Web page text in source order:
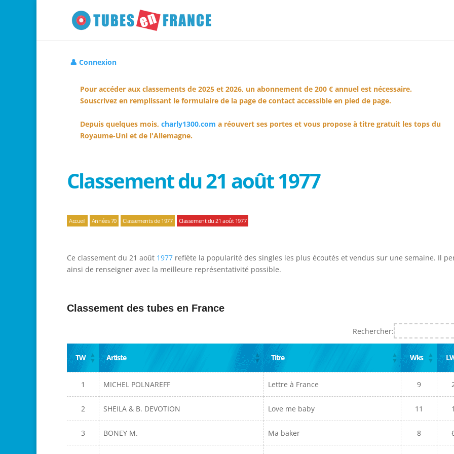
👤 Connexion
Pour accéder aux classements de 2025 et 2026, un abonnement de 200 € annuel est nécessaire.
Souscrivez en remplissant le formulaire de la page de contact accessible en pied de page.
Depuis quelques mois, charly1300.com a réouvert ses portes et vous propose à titre gratuit les tops du
Royaume-Uni et de l'Allemagne.
Classement du 21 août 1977
Accueil Années 70 Classements de 1977 Classement du 21 août 1977
Ce classement du 21 août 1977 reflète la popularité des singles les plus écoutés et vendus sur une semaine. Il
ainsi de renseigner avec la meilleure représentativité possible.
Classement des tubes en France
Rechercher:
TW Artiste Titre Wks
1 MICHEL POLNAREFF Lettre à France 9
2 SHEILA & B. DEVOTION Love me baby 11 1
3 BONEY M. Ma baker 8